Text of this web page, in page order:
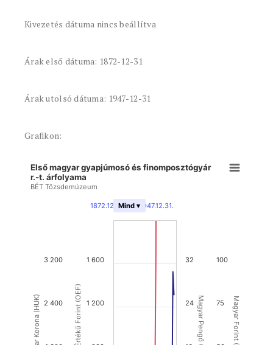
Kivezetés dátuma nincs beállítva
Árak első dátuma: 1872-12-31
Árak utolsó dátuma: 1947-12-31
Grafikon:
Magyar Korona (HUK) Magyar Pengő (HUP) Magyar Forint (HUF)
Első magyar gyapjúmosó és finomposztógyár
r.-t. árfolyama
BÉT Tőzsdemúzeum
1872.12.31. - 1947.12.31.
Mind ▾
1 200
1 600
2 400
3 200
24
32
75
100